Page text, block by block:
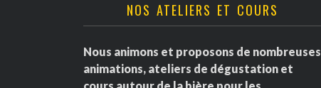
NOS ATELIERS ET COURS
Nous animons et proposons de nombreuses
animations, ateliers de dégustation et